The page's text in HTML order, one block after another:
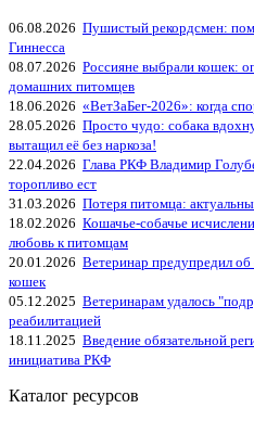
06.08.2026 Пушистый рекордсмен:
Гиннесса
08.07.2026 Россияне выбрали кошек:
домашних питомцев
18.06.2026 «ВетЗаБег‑2026»: когда
28.05.2026 Просто чудо: собака
вытащил её без наркоза!
22.04.2026 Глава РКФ Владимир
торопливо ест
31.03.2026 Потеря питомца:
18.02.2026 Кошачье-собачье
любовь к питомцам
20.01.2026 Ветеринар предупредил
кошек
05.12.2025 Ветеринарам удалось
реабилитацией
18.11.2025 Введение обязательной
инициатива РКФ
Каталог ресурсов